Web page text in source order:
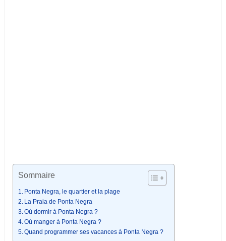
Sommaire
Ponta Negra, le quartier et la plage
La Praia de Ponta Negra
Où dormir à Ponta Negra ?
Où manger à Ponta Negra ?
Quand programmer ses vacances à Ponta Negra ?